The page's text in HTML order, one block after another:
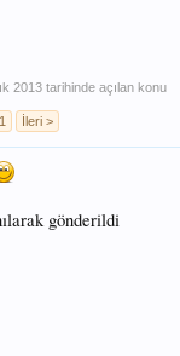
2013 tarihinde açılan konu
İleri >
gönderildi